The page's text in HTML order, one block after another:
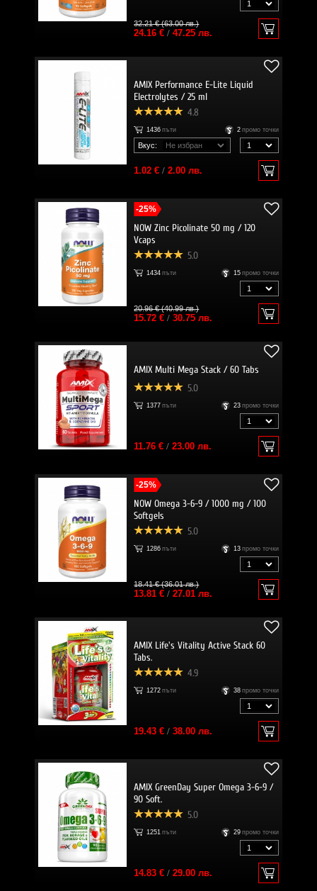
32.21 € (63.00 лв.)
24.16 €/ 47.25 лв.
AMIX Performance E-Lite Liquid
Electrolytes / 25 ml
4.8
1436 пъти 2 промо точки
Вкус:
1.02 €/ 2.00 лв.
-25%
NOW Zinc Picolinate 50 mg / 120
Vcaps
5.0
1434 пъти 15 промо точки
20.96 € (40.99 лв.)
15.72 €/ 30.75 лв.
AMIX Multi Mega Stack / 60 Tabs
5.0
1377 пъти 23 промо точки
11.76 €/ 23.00 лв.
-25%
NOW Omega 3-6-9 / 1000 mg / 100
Softgels
5.0
1286 пъти 13 промо точки
18.41 € (36.01 лв.)
13.81 €/ 27.01 лв.
AMIX Life's Vitality Active Stack 60
Tabs.
4.9
1272 пъти 38 промо точки
19.43 €/ 38.00 лв.
AMIX GreenDay Super Omega 3-6-9 /
90 Soft.
5.0
1251 пъти 29 промо точки
14.83 €/ 29.00 лв.